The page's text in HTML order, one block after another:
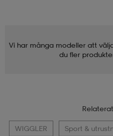
Vi har många modeller att
du fler
WIGGLER Sport &